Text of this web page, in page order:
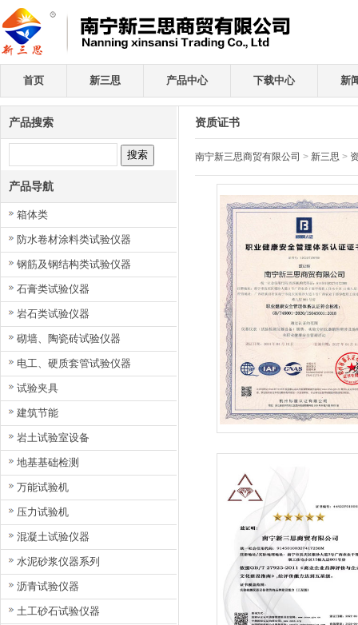
首页 新三思 产品中心 下载中心 新
产品搜索
产品导航
箱体类
防水卷材涂料类试验仪器
钢筋及钢结构类试验仪器
石膏类试验仪器
岩石类试验仪器
砌墙、陶瓷砖试验仪器
电工、硬质套管试验仪器
试验夹具
建筑节能
岩土试验室设备
地基基础检测
万能试验机
压力试验机
混凝土试验仪器
水泥砂浆仪器系列
沥青试验仪器
土工砂石试验仪器
资质证书
南宁新三思商贸有限公司 > 新三思 >